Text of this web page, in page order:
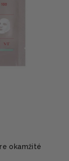
okamžité